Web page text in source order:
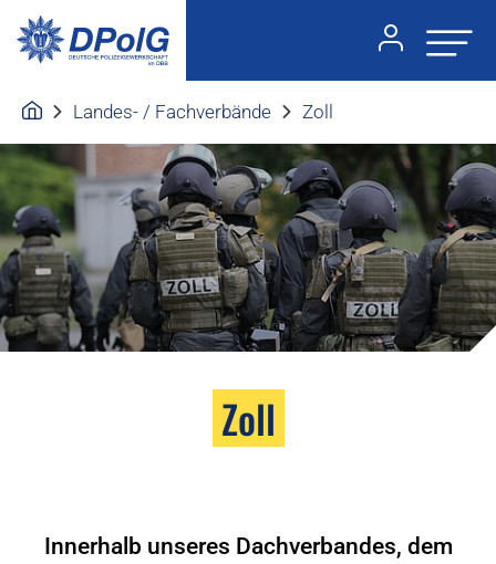
Landes- / Fachverbände Zoll
Zoll
Innerhalb unseres Dachverbandes, dem